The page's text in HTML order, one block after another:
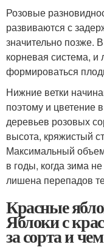
Розовые
развиваются с
значительно позже.
корневая система,
формироваться
Нижние ветки
поэтому и цветение
деревьев розовых
высота, кряжистый
Максимальный
в годы, когда зима
лишена перепадов
Красные
Яблоки с
за сорта и